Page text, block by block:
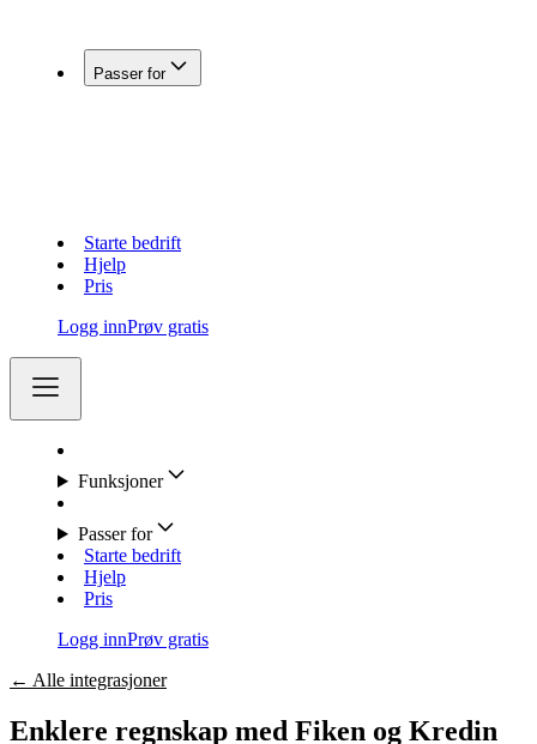
Passer for
Starte bedrift
Hjelp
Pris
Logg innPrøv gratis
Funksjoner
Passer for
Starte bedrift
Hjelp
Pris
Logg innPrøv gratis
← Alle integrasjoner
Enklere regnskap med Fiken og Kredin